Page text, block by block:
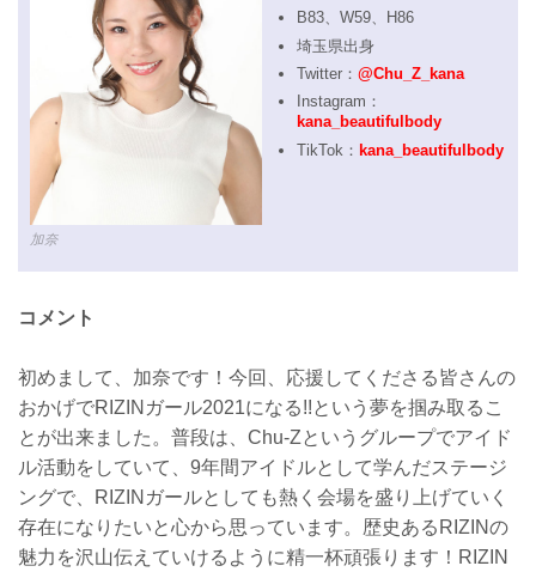
加奈
B83、W59、H86
埼玉県出身
Twitter： @Chu_Z_kana
Instagram：
kana_beautifulbody
TikTok： kana_beautifulbody
コメント
初めまして、加奈です！今回、応援してくださる皆さんの
おかげでRIZINガール2021になる!!という夢を掴み取るこ
とが出来ました。普段は、Chu-Zというグループでアイド
ル活動をしていて、9年間アイドルとして学んだステージ
ングで、RIZINガールとしても熱く会場を盛り上げていく
存在になりたいと心から思っています。歴史あるRIZINの
魅力を沢山伝えていけるように精一杯頑張ります！RIZIN